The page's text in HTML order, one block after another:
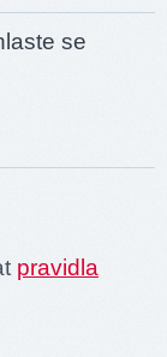
se
pravidla